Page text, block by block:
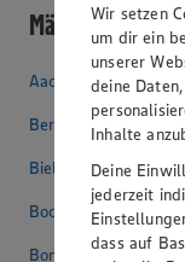
Märkte in
Aachen
Berlin
Bielefeld
Bochum
Bonn
Wir setzen
um dir ein
unserer
deine
Inhalte
Deine
jederzeit
dass auf